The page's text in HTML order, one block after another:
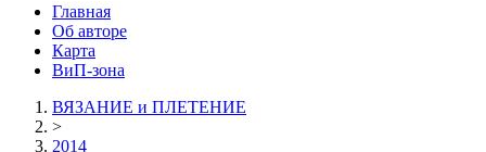
Главная
Об авторе
Карта
ВиП-зона
ВЯЗАНИЕ и ПЛЕТЕНИЕ
>
2014